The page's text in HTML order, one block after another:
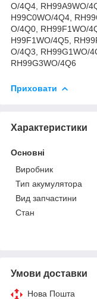
O/4Q4, RH99A9WO/
H99C0WO/4Q4,
O/4Q0, RH99F1WO/
H99F1WO/4Q5,
O/4Q3, RH99G1WO/
RH99G3WO/4Q6
Приховати
Характеристики
Основні
Виробник
Тип акумулятора
Вид запчастини
Стан
Умови доставки
Нова Пошта